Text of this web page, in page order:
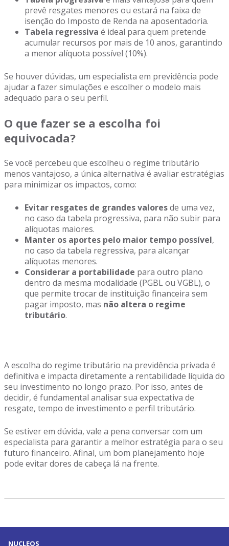
prevê resgates menores ou estará na faixa de
isenção do Imposto de Renda na aposentadoria.
Tabela regressiva é ideal para quem pretende
acumular recursos por mais de 10 anos, garantindo
a menor alíquota possível (10%).
Se houver dúvidas, um especialista em previdência pode
ajudar a fazer simulações e escolher o modelo mais
adequado para o seu perfil.
O que fazer se a escolha foi
equivocada?
Se você percebeu que escolheu o regime tributário
menos vantajoso, a única alternativa é avaliar estratégias
para minimizar os impactos, como:
Evitar resgates de grandes valoresde uma vez,
no caso da tabela progressiva, para não subir para
alíquotas maiores.
Manter os aportes pelo maior tempo possível,
no caso da tabela regressiva, para alcançar
alíquotas menores.
Considerar a portabilidade para outro plano
dentro da mesma modalidade (PGBL ou VGBL), o
que permite trocar de instituição financeira sem
pagar imposto, mas não altera o regime
tributário.
A escolha do regime tributário na previdência privada é
definitiva e impacta diretamente a rentabilidade líquida do
seu investimento no longo prazo. Por isso, antes de
decidir, é fundamental analisar sua expectativa de
resgate, tempo de investimento e perfil tributário.
Se estiver em dúvida, vale a pena conversar com um
especialista para garantir a melhor estratégia para o seu
futuro financeiro. Afinal, um bom planejamento hoje
pode evitar dores de cabeça lá na frente.
NUCLEOS